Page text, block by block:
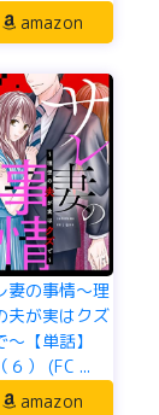
amazon
妻の事情～理
夫が実はクズ
～【単話】
（６） (FC ...
amazon